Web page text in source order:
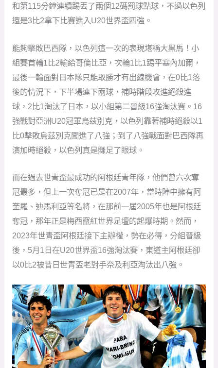
和第115分鐘連續踢丟了兩個12碼罰球點球，不過以色列
還是3比2拿下比賽進入U20世界盃四強。
能夠擊敗巴西隊，以色列這一次的表現堪稱大黑馬！小
組賽首輪1比2輸給哥倫比亞，次輪1比1踢平塞內加爾，
最後一輪面對日本隊只能取勝才有出線機會，在0比1落
後的情況下，下半場連下兩球，補時階段攻進絕殺進
球，2比1淘汰了日本，以小組第二晉級16強淘汰賽。16
強戰對亞洲U20冠軍烏茲別克，以色列靠著補時絕殺以1
比0擊敗烏茲別克闖進了八強；到了八強戰面對巴西隊再
演加時絕殺，以色列真是賺足了眼球。
而在過去世青盃最成功的阿根廷青年隊，他們曾六次奪
冠最多，但上一次奪冠已是在2007年，當時陣中擁有阿
奎羅、迪馬利亞等名將，在那前一屆2005年也是阿根廷
奪冠，那年正是梅西竄紅世界足壇的起爆時期。然而，
2023年世青盃阿根廷接下主辦權，勢在必得，分組晉級
後，5月1日在U20世界盃16強淘汰賽，東道主阿根廷卻
以0比2被昔日世青盃老對手奈及利亞淘汰出八強。